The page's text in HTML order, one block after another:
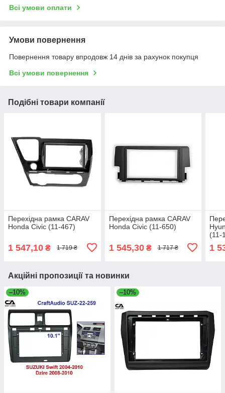
Всі умови оплати
Умови повернення
Повернення товару впродовж 14 днів за рахунок покупця
Всі умови повернення
Подібні товари компанії
Перехідна рамка CARAV
Honda Civic (11-467)
1 547,10 ₴ 1 719 ₴
Перехідна рамка CARAV
Honda Civic (11-650)
1 545,30₴ 1 717 ₴
(11-
1
Акційні пропозиції та новинки
–10% –10%